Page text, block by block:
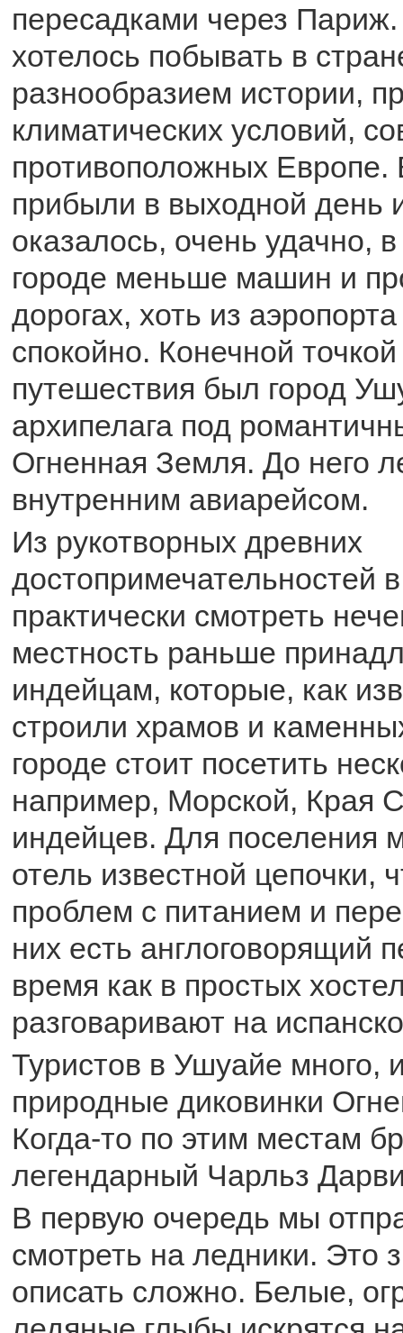
пересадками через
хотелось побывать в
разнообразием истории,
климатических условий,
противоположных Европе.
прибыли в выходной день
оказалось, очень удачно,
городе меньше машин и
дорогах, хоть из
спокойно. Конечной
путешествия был город
архипелага под
Огненная Земля. До него
внутренним авиарейсом.
Из рукотворных древних
достопримечательностей
практически смотреть
местность раньше
индейцам, которые, как
строили храмов и
городе стоит посетить
например, Морской, Края
индейцев. Для поселения
отель известной цепочки,
проблем с питанием и
них есть англоговорящий
время как в простых
разговаривают на
Туристов в Ушуайе много,
природные диковинки
Когда-то по этим местам
легендарный Чарльз
В первую очередь мы
смотреть на ледники. Это
описать сложно. Белые,